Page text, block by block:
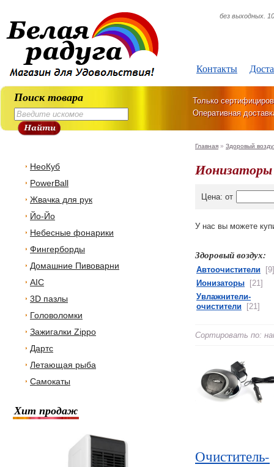
Контакты
без выходных.
Поиск товара
Только
Оперативная
НеоКуб
PowerBall
Жвачка для рук
Йо-Йо
Небесные фонарики
Фингерборды
Домашние Пивоварни
AIC
3D пазлы
Головоломки
Зажигалки Zippo
Дартс
Летающая рыба
Самокаты
Хит продаж
Главная » Здоровый
Цена: от
У нас вы можете
Здоровый воздух:
Автоочистители [9]
Ионизаторы [21]
Увлажнители-
очистители [21]
Сортировать по:
Очиститель-